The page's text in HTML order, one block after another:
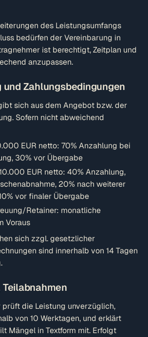
des Leistungsumfangs
bedürfen der Vereinbarung in
ist berechtigt, Zeitplan und
anzupassen.
und Zahlungsbedingungen
sich aus dem Angebot bzw. der
Sofern nicht abweichend
EUR netto: 70% Anzahlung bei
30% vor Übergabe
EUR netto: 40% Anzahlung,
20% nach weiterer
vor finaler Übergabe
Retainer: monatliche
Voraus
sich zzgl. gesetzlicher
sind innerhalb von 14 Tagen
die Leistung unverzüglich,
von 10 Werktagen, und erklärt
Mängel in Textform mit. Erfolgt